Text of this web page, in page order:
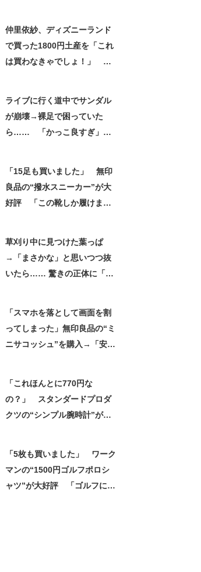
仲里依紗、ディズニーランド
で買った1800円土産を「これ
は買わなきゃでしょ！」
ライブに行く道中でサンダル
が崩壊→裸足で困っていた
ら…… 「かっこ良すぎ」ま
「15足も買いました」 無印
良品の“撥水スニーカー”が大
好評 「この靴しか履けませ
草刈り中に見つけた葉っぱ
→「まさかな」と思いつつ抜
いたら…… 驚きの正体に「お
「スマホを落として画面を割
ってしまった」無印良品の“ミ
ニサコッシュ”を購入→「安心
「これほんとに770円な
の？」 スタンダードプロダ
クツの“シンプル腕時計”が大
「5枚も買いました」 ワーク
マンの“1500円ゴルフポロシ
ャツ”が大好評 「ゴルフにも